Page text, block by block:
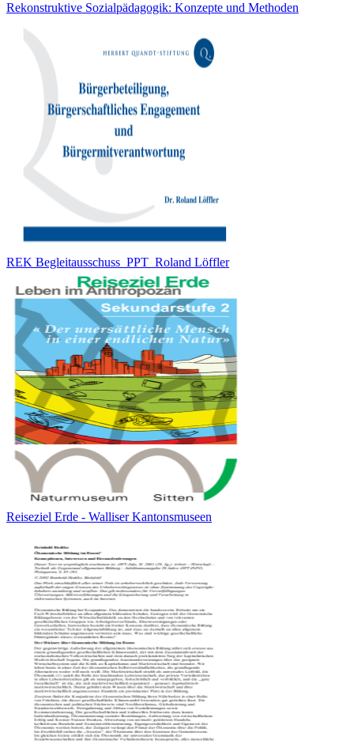
Rekonstruktive Sozialpädagogik: Konzepte und Methoden
REK Begleitausschuss_PPT_Roland Löffler
Reiseziel Erde - Walliser Kantonsmuseen